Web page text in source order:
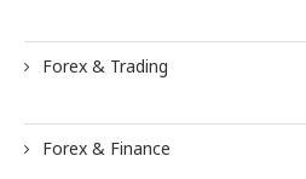
Forex & Trading
Forex & Finance